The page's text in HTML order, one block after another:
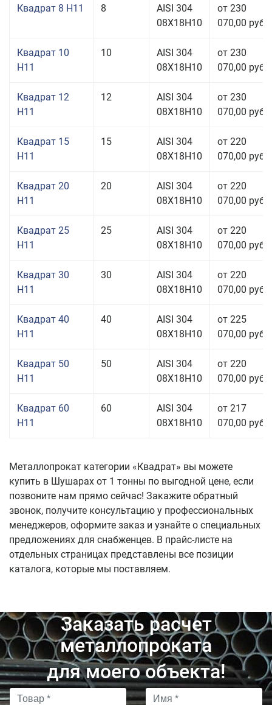
Квадрат 8 H11 8
AISI 304
08Х18Н10
от 230
070,00 руб.
Квадрат 10
H11
10
AISI 304
08Х18Н10
от 230
070,00 руб.
Квадрат 12
H11
12
AISI 304
08Х18Н10
от 230
070,00 руб.
Квадрат 15
H11
15
AISI 304
08Х18Н10
от 220
070,00 руб.
Квадрат 20
H11
20
AISI 304
08Х18Н10
от 220
070,00 руб.
Квадрат 25
H11
25
AISI 304
08Х18Н10
от 220
070,00 руб.
Квадрат 30
H11
30
AISI 304
08Х18Н10
от 220
070,00 руб.
Квадрат 40
H11
40
AISI 304
08Х18Н10
от 225
070,00 руб.
Квадрат 50
H11
50
AISI 304
08Х18Н10
от 220
070,00 руб.
Квадрат 60
H11
60
AISI 304
08Х18Н10
от 217
070,00 руб.
Металлопрокат категории «Квадрат» вы можете
купить в Шушарах от 1 тонны по выгодной цене, если
позвоните нам прямо сейчас! Закажите обратный
звонок, получите консультацию у профессиональных
менеджеров, оформите заказ и узнайте о специальных
предложениях для снабженцев. В прайс-листе на
отдельных страницах представлены все позиции
каталога, которые мы поставляем.
Заказать расчет
металлопроката
для моего объекта!